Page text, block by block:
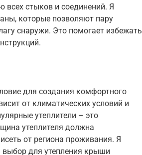
стыков и соединений. Я
которые позволяют пару
снаружи. Это помогает избежать
для создания комфортного
от климатических условий и
утеплители – это
утеплителя должна
от региона проживания. Я
для утепления крыши